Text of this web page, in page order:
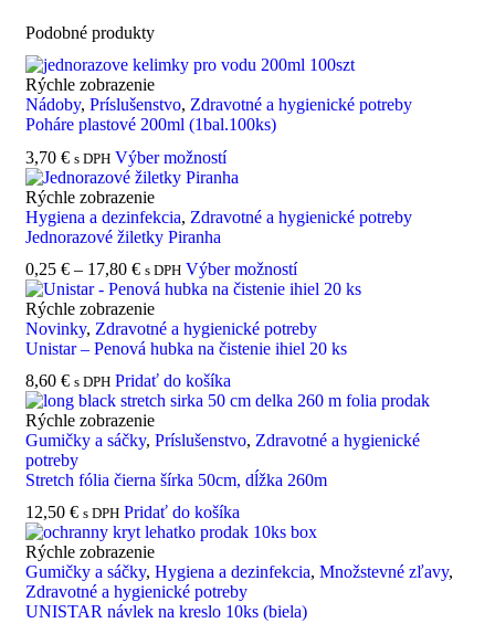
Podobné produkty
Rýchle zobrazenie
Nádoby, Príslušenstvo, Zdravotné a hygienické potreby
Poháre plastové 200ml (1bal.100ks)
3,70 € s DPH Výber možností
Rýchle zobrazenie
Hygiena a dezinfekcia, Zdravotné a hygienické potreby
Jednorazové žiletky Piranha
0,25 € – 17,80 € s DPH Výber možností
Rýchle zobrazenie
Novinky, Zdravotné a hygienické potreby
Unistar – Penová hubka na čistenie ihiel 20 ks
8,60 € s DPH Pridať do košíka
Rýchle zobrazenie
Gumičky a sáčky, Príslušenstvo, Zdravotné a hygienické
potreby
Stretch fólia čierna šírka 50cm, dĺžka 260m
12,50 € s DPH Pridať do košíka
Rýchle zobrazenie
Gumičky a sáčky, Hygiena a dezinfekcia, Množstevné zľavy,
Zdravotné a hygienické potreby
UNISTAR návlek na kreslo 10ks (biela)